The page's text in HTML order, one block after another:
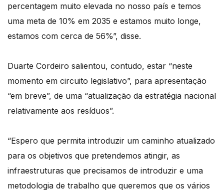
percentagem muito elevada no nosso país e temos
uma meta de 10% em 2035 e estamos muito longe,
estamos com cerca de 56%”, disse.
Duarte Cordeiro salientou, contudo, estar “neste
momento em circuito legislativo”, para apresentação
“em breve”, de uma “atualização da estratégia nacional
relativamente aos resíduos”.
“Espero que permita introduzir um caminho atualizado
para os objetivos que pretendemos atingir, as
infraestruturas que precisamos de introduzir e uma
metodologia de trabalho que queremos que os vários